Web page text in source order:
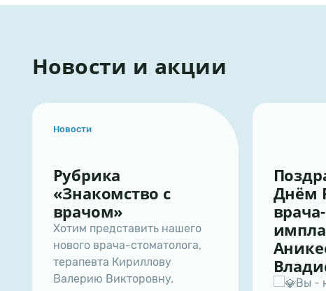
Новости и акции
с
представить нашего
врача-стоматолога,
Кириллову
Викторовну.
Поздравляем с
Днём Рождения
имплантолога
Аникееву Ирину
Владиславовну!
Вы - не только